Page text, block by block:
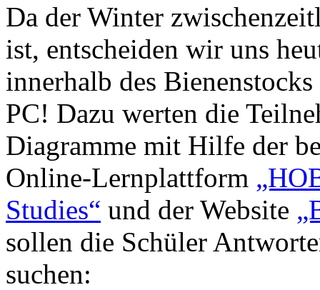
Da der Winter
ist, entscheiden wir uns
innerhalb des
PC! Dazu werten die
Diagramme mit Hilfe der
Online-Lernplattform
Studies“ und der Website
sollen die Schüler
suchen: